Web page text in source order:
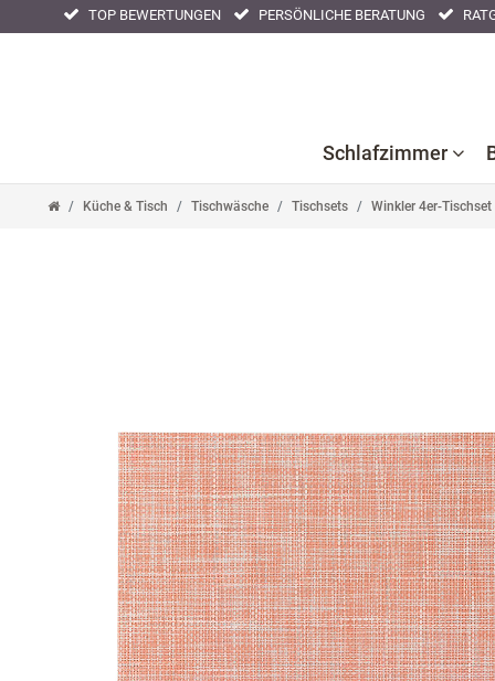
TOP BEWERTUNGEN PERSÖNLICHE BERATUNG
Schlafzimmer
Küche & Tisch Tischwäsche Tischsets Winkler 4er-